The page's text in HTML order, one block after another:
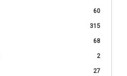
60
315
68
2
27